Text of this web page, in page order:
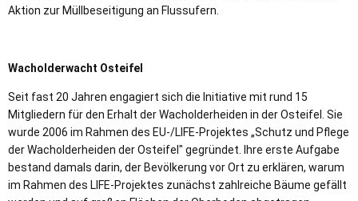
Aktion zur Müllbeseitigung an Flussufern.
Wacholderwacht Osteifel
Seit fast 20 Jahren engagiert sich die Initiative mit rund 15
Mitgliedern für den Erhalt der Wacholderheiden in der Osteifel. Sie
wurde 2006 im Rahmen des EU-/LIFE-Projektes „Schutz und Pflege
der Wacholderheiden der Osteifel" gegründet. Ihre erste Aufgabe
bestand damals darin, der Bevölkerung vor Ort zu erklären, warum
im Rahmen des LIFE-Projektes zunächst zahlreiche Bäume gefällt